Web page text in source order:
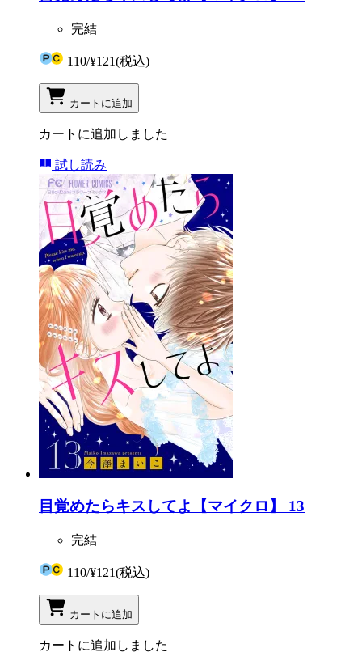
完結
110/¥121(税込)
カートに追加
カートに追加しました
試し読み
目覚めたらキスしてよ【マイクロ】 13
完結
110/¥121(税込)
カートに追加
カートに追加しました